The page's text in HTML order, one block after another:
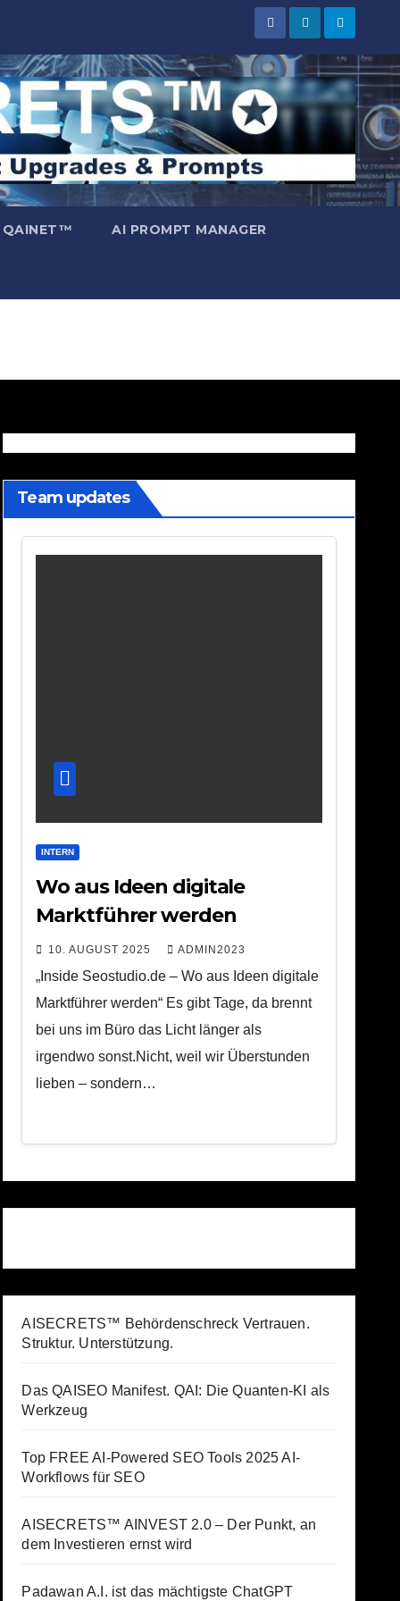
AI PROMPT MANAGER
Team updates
INTERN
Wo aus Ideen digitale
Marktführer werden
10. AUGUST 2025 ADMIN2023
„Inside Seostudio.de – Wo aus Ideen digitale
Marktführer werden“ Es gibt Tage, da brennt
bei uns im Büro das Licht länger als
irgendwo sonst.Nicht, weil wir Überstunden
lieben – sondern…
AISECRETS™ Behördenschreck Vertrauen.
Struktur. Unterstützung.
Das QAISEO Manifest. QAI: Die Quanten-KI als
Werkzeug
Top FREE AI-Powered SEO Tools 2025 AI-
Workflows für SEO
AISECRETS™ AINVEST 2.0 – Der Punkt, an
dem Investieren ernst wird
Padawan A.I. ist das mächtigste ChatGPT